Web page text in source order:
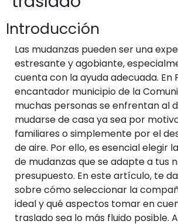
Introducción
Las mudanzas pueden ser una
estresante y agobiante,
cuenta con la ayuda adecuada. En
encantador municipio de la
muchas personas se enfrentan al
mudarse de casa ya sea por
familiares o simplemente por el
de aire. Por ello, es esencial elegir
de mudanzas que se adapte a tus
presupuesto. En este artículo, te
sobre cómo seleccionar la
ideal y qué aspectos tomar en
traslado sea lo más fluido posible.